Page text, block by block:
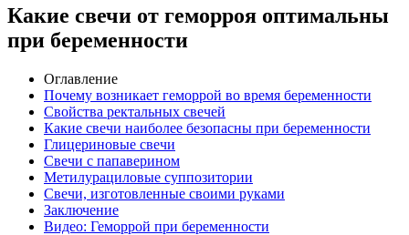
Какие свечи от геморроя оптимальны
при беременности
Оглавление
Почему возникает геморрой во время беременности
Свойства ректальных свечей
Какие свечи наиболее безопасны при беременности
Глицериновые свечи
Свечи с папаверином
Метилурациловые суппозитории
Свечи, изготовленные своими руками
Заключение
Видео: Геморрой при беременности